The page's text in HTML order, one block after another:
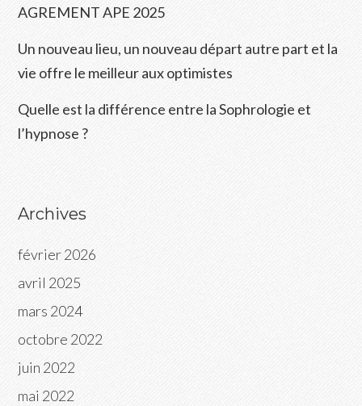
AGREMENT APE 2025
Un nouveau lieu, un nouveau départ autre part et la
vie offre le meilleur aux optimistes
Quelle est la différence entre la Sophrologie et
l’hypnose ?
Archives
février 2026
avril 2025
mars 2024
octobre 2022
juin 2022
mai 2022